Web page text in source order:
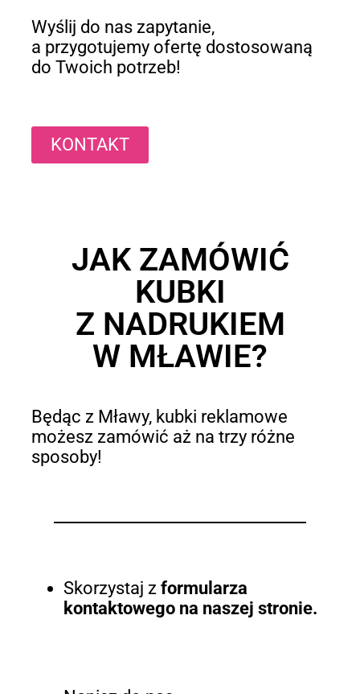
Wyślij do nas zapytanie,
a przygotujemy ofertę dostosowaną
do Twoich potrzeb!
KONTAKT
JAK ZAMÓWIĆ
KUBKI
Z NADRUKIEM
W MŁAWIE?
Będąc z Mławy, kubki reklamowe
możesz zamówić aż na trzy różne
sposoby!
Skorzystaj z formularza
kontaktowego na naszej stronie.